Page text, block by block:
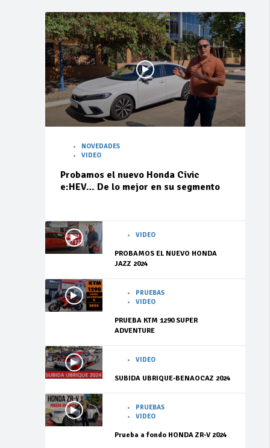
NOVEDADES
VIDEO
Probamos el nuevo Honda Civic
e:HEV… De lo mejor en su segmento
VIDEO
PROBAMOS EL NUEVO HONDA
JAZZ 2024
PRUEBAS
VIDEO
PRUEBA KTM 1290 SUPER
ADVENTURE
VIDEO
SUBIDA UBRIQUE-BENAOCAZ 2024
PRUEBAS
VIDEO
Prueba a fondo HONDA ZR-V 2024